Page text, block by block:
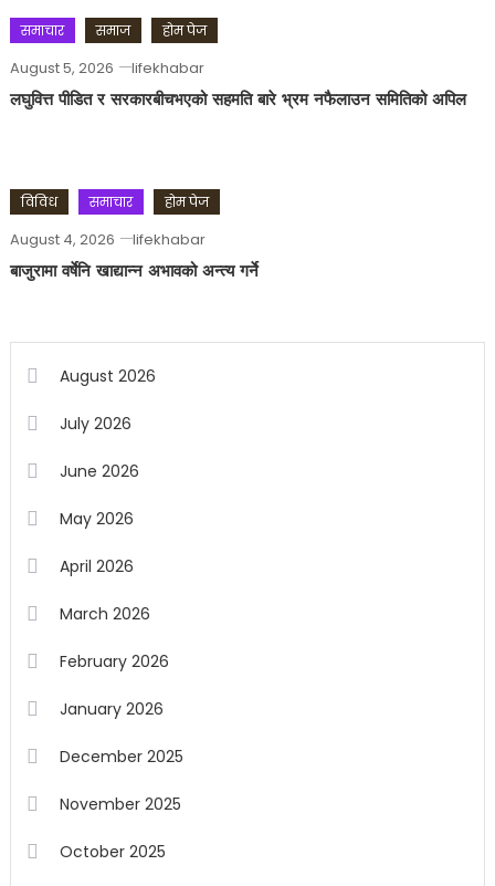
समाचार समाज होम पेज
August 5, 2026 lifekhabar
लघुवित्त पीडित र सरकारबीचभएको सहमति बारे भ्रम नफैलाउन समितिको अपिल
विविध समाचार होम पेज
August 4, 2026 lifekhabar
बाजुरामा वर्षेनि खाद्यान्न अभावको अन्त्य गर्ने
August 2026
July 2026
June 2026
May 2026
April 2026
March 2026
February 2026
January 2026
December 2025
November 2025
October 2025